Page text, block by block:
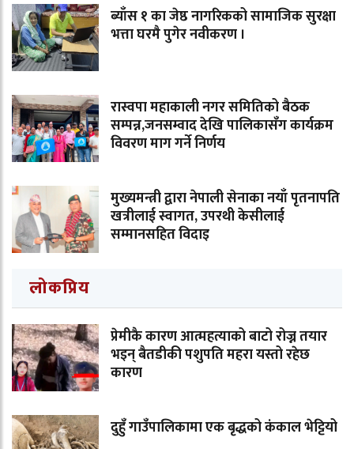
ब्याँस १ का जेष्ठ नागरिकको सामाजिक सुरक्षा
भत्ता घरमै पुगेर नवीकरण ।
रास्वपा महाकाली नगर समितिको बैठक
सम्पन्न,जनसम्वाद देखि पालिकासँग कार्यक्रम
विवरण माग गर्ने निर्णय
मुख्यमन्त्री द्वारा नेपाली सेनाका नयाँ पृतनापति
खत्रीलाई स्वागत, उपरथी केसीलाई
सम्मानसहित विदाइ
लोकप्रिय
प्रेमीकै कारण आत्महत्याको बाटो रोज्न तयार
भइन् बैतडीकी पशुपति महरा यस्तो रहेछ
कारण
दुहुँ गाउँपालिकामा एक बृद्धको कंकाल भेट्टियो